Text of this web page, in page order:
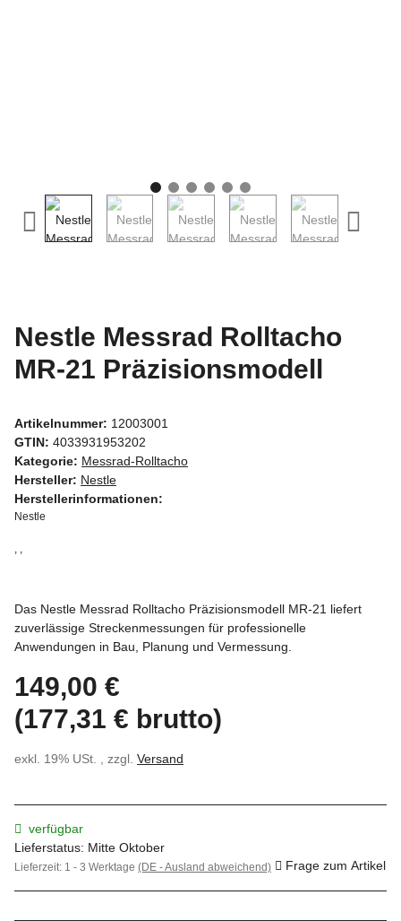
Nestle Messrad Rolltacho
MR-21 Präzisionsmodell
Artikelnummer: 12003001
GTIN: 4033931953202
Kategorie: Messrad-Rolltacho
Hersteller: Nestle
Herstellerinformationen:
Nestle
, ,
Das Nestle Messrad Rolltacho Präzisionsmodell MR-21 liefert
zuverlässige Streckenmessungen für professionelle
Anwendungen in Bau, Planung und Vermessung.
149,00 €
(177,31 € brutto)
exkl. 19% USt. , zzgl. Versand
verfügbar
Lieferstatus: Mitte Oktober
Lieferzeit: 1 - 3 Werktage (DE - Ausland abweichend) Frage zum Artikel